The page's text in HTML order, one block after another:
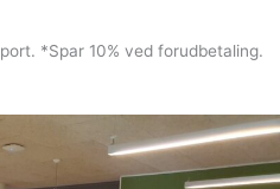
*Spar 10% ved forudbetaling.